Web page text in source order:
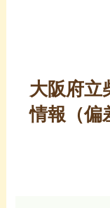
大阪府立
情報（偏